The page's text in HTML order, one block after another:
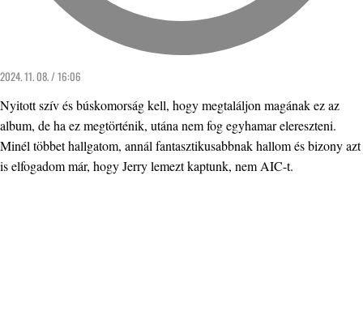
2024. 11. 08. / 16:06
Nyitott szív és búskomorság kell, hogy megtaláljon magának ez az
album, de ha ez megtörténik, utána nem fog egyhamar elereszteni.
Minél többet hallgatom, annál fantasztikusabbnak hallom és bizony azt
is elfogadom már, hogy Jerry lemezt kaptunk, nem AIC-t.